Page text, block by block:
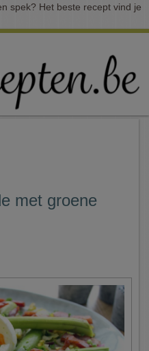
spek? Het beste recept vind je
met groene